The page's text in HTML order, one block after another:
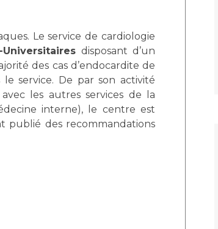
Le service de cardiologie
disposant d’un
des cas d’endocardite de
service. De par son activité
les autres services de la
interne), le centre est
publié des recommandations